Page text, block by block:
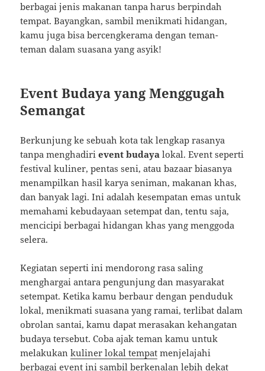
berbagai jenis makanan tanpa harus berpindah
tempat. Bayangkan, sambil menikmati hidangan,
kamu juga bisa bercengkerama dengan teman-
teman dalam suasana yang asyik!
Event Budaya yang Menggugah
Semangat
Berkunjung ke sebuah kota tak lengkap rasanya
tanpa menghadirievent budaya lokal. Event seperti
festival kuliner, pentas seni, atau bazaar biasanya
menampilkan hasil karya seniman, makanan khas,
dan banyak lagi. Ini adalah kesempatan emas untuk
memahami kebudayaan setempat dan, tentu saja,
mencicipi berbagai hidangan khas yang menggoda
selera.
Kegiatan seperti ini mendorong rasa saling
menghargai antara pengunjung dan masyarakat
setempat. Ketika kamu berbaur dengan penduduk
lokal, menikmati suasana yang ramai, terlibat dalam
obrolan santai, kamu dapat merasakan kehangatan
budaya tersebut. Coba ajak teman kamu untuk
melakukankuliner lokal tempat menjelajahi
berbagai event ini sambil berkenalan lebih dekat